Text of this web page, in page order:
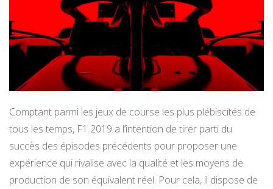
Comptant parmi les jeux de course les plus plébiscités de
tous les temps, F1 2019 a l’intention de tirer parti du
succès des épisodes précédents pour proposer une
expérience qui rivalise avec la qualité et les moyens de
production de son équivalent réel. Pour cela, il dispose de